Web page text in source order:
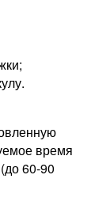
время
60-90